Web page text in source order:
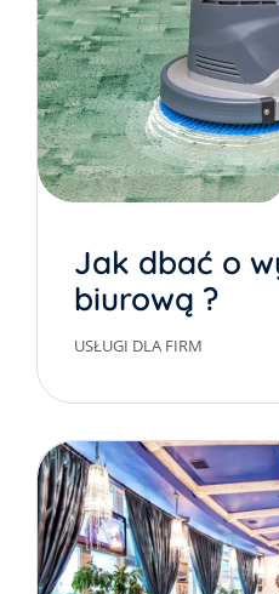
Jak dbać o
biurową ?
USŁUGI DLA FIRM